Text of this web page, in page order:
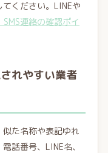
ください。LINEや
SMS連絡の確認ポイ
れやすい業者
た名称や表記ゆれ
話番号、LINE名、